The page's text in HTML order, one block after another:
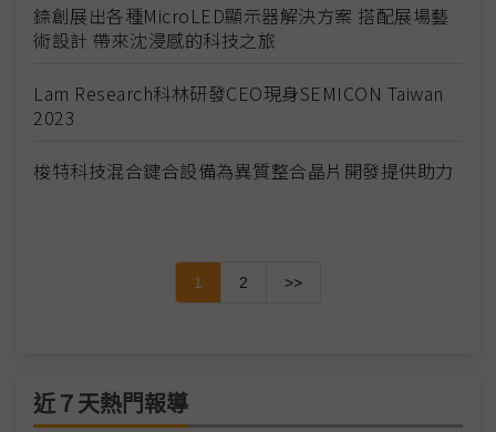
錼創展出各種MicroLED顯示器解決方案 搭配展場藝
術設計 帶來沈浸感的科技之旅
Lam Research科林研發CEO現身SEMICON Taiwan
2023
梭特科技混合鍵合設備為異質整合晶片開發提供助力
1 2 >>
近７天熱門報導